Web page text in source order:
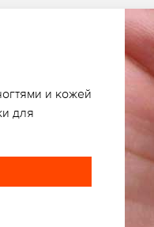
и кожей
для